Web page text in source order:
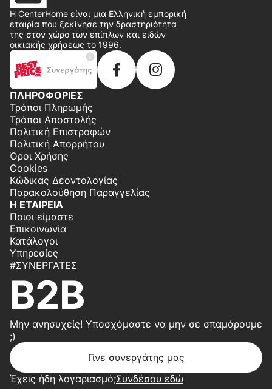
Η CenterHome είναι μια Ελληνική εμπορική
εταιρία που ξεκίνησε την δραστηριότητά
της στον χώρο των επίπλων και ειδών
οικιακής χρήσεως το 1996.
ΠΛΗΡΟΦΟΡΙΕΣ
Τρόποι Πληρωμής
Τρόποι Αποστολής
Πολιτική Επιστροφών
Πολιτική Απορρήτου
Όροι Χρήσης
Cookies
Κώδικας Δεοντολογίας
Παρακολούθηση Παραγγελίας
Η ΕΤΑΙΡΕΙΑ
Ποιοι είμαστε
Επικοινωνία
Κατάλογοι
Υπηρεσίες
#ΣΥΝΕΡΓΆΤΕΣ
B2B
Μην ανησυχείς! Υποσχόμαστε να μην σε σπαμάρουμε
;)
Γίνε συνεργάτης μας
Έχεις ήδη λογαριασμό;Συνδέσου εδώ